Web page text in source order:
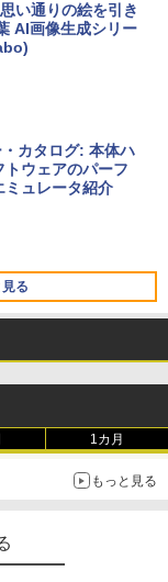
Air M5チップ搭載
：AIとApple Intell
ァイドメモリ、1
15.6イン
モリ16GB SSD 5
(24か月
重量1.7kg Wi-Fi 6
& Business 202
ンコード版|Wind
10,000 Robux
ムを含む】 【オ
い通りの絵を引き
AI画像生成シリー
カタログ: 本体ハ
ウェアのパーフ
ミュレータ紹介
る
やすい、6週間持
ディスプレイ電子
ャ、16GB、広告な
ニチャーエディ
1カ月
もっと見る